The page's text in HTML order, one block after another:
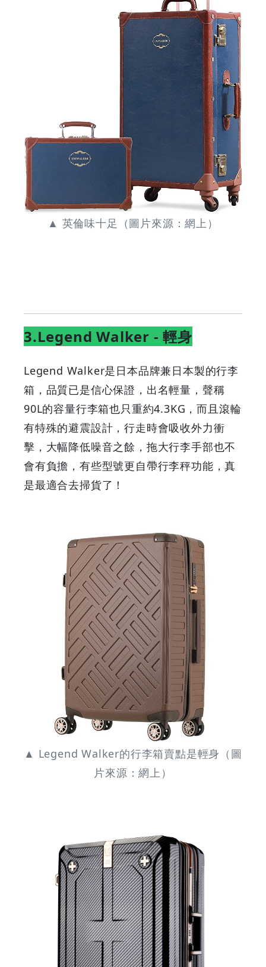
▲ 英倫味十足（圖片來源：網上）
3.Legend Walker - 輕身
Legend Walker是日本品牌兼日本製的行李
箱，品質已是信心保證，出名輕量，聲稱
90L的容量行李箱也只重約4.3KG，而且滾輪
有特殊的避震設計，行走時會吸收外力衝
擊，大幅降低噪音之餘，拖大行李手部也不
會有負擔，有些型號更自帶行李秤功能，真
是最適合去掃貨了！
▲ Legend Walker的行李箱賣點是輕身（圖
片來源：網上）